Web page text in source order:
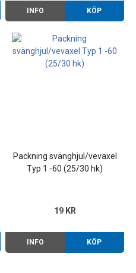
INFO KÖP
Packning svänghjul/vevaxel
Typ 1 -60 (25/30 hk)
19 KR
INFO KÖP